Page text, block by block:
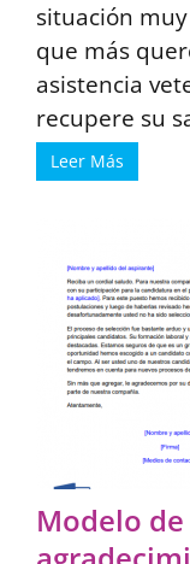
situación
que más
asistencia
recupere su
Leer Más
Modelo